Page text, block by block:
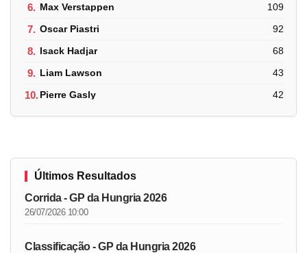
6. Max Verstappen 109
7. Oscar Piastri 92
8. Isack Hadjar 68
9. Liam Lawson 43
10.Pierre Gasly 42
Últimos Resultados
Corrida - GP da Hungria 2026
26/07/2026 10:00
Classificação - GP da Hungria 2026